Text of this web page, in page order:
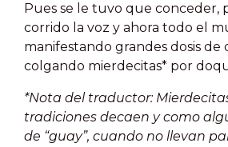
Pues se le tuvo que conceder,
corrido la voz y ahora todo el
manifestando grandes dosis de
colgando mierdecitas* por
*Nota del traductor:
tradiciones decaen y como
de “guay”, cuando no llevan